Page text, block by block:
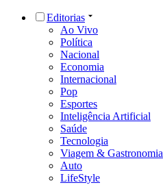
Editorias
Ao Vivo
Política
Nacional
Economia
Internacional
Pop
Esportes
Inteligência Artificial
Saúde
Tecnologia
Viagem & Gastronomia
Auto
LifeStyle